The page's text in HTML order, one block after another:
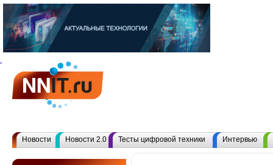
Новости Новости 2.0 Тесты цифровой техники Интервью